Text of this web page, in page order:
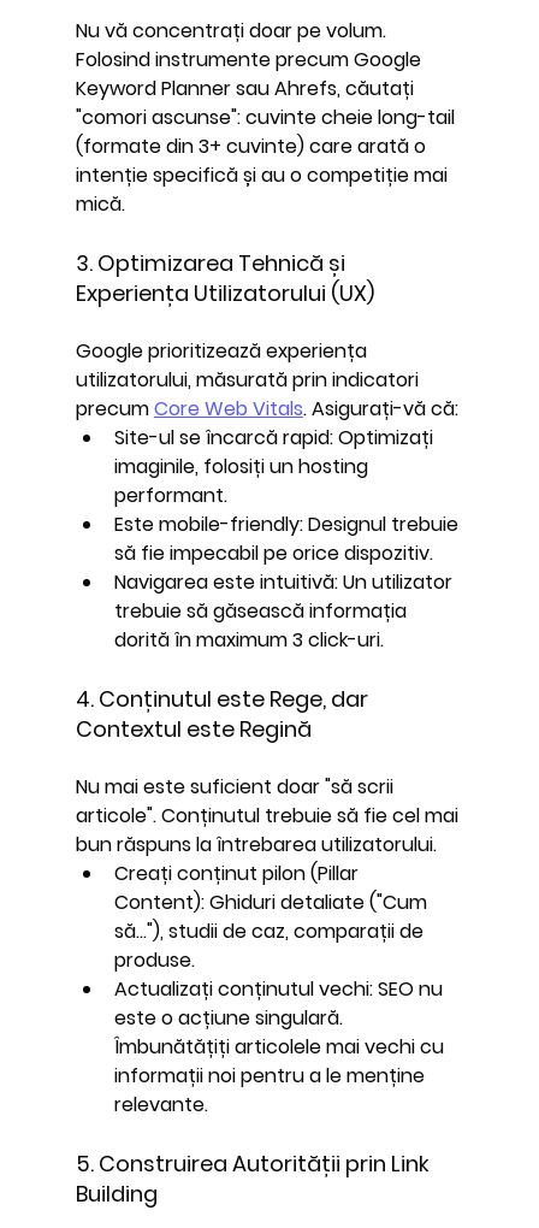
Nu vă concentrați doar pe volum.
Folosind instrumente precum Google
Keyword Planner sau Ahrefs, căutați
"comori ascunse": cuvinte cheie long-tail
(formate din 3+ cuvinte) care arată o
intenție specifică și au o competiție mai
mică.
3. Optimizarea Tehnică și
Experiența Utilizatorului (UX)
Google prioritizează experiența
utilizatorului, măsurată prin indicatori
precum Core Web Vitals. Asigurați-vă că:
Site-ul se încarcă rapid: Optimizați
imaginile, folosiți un hosting
performant.
Este mobile-friendly: Designul trebuie
să fie impecabil pe orice dispozitiv.
Navigarea este intuitivă: Un utilizator
trebuie să găsească informația
dorită în maximum 3 click-uri.
4. Conținutul este Rege, dar
Contextul este Regină
Nu mai este suficient doar "să scrii
articole". Conținutul trebuie să fie cel mai
bun răspuns la întrebarea utilizatorului.
Creați conținut pilon (Pillar
Content): Ghiduri detaliate ("Cum
să..."), studii de caz, comparații de
produse.
Actualizați conținutul vechi: SEO nu
este o acțiune singulară.
Îmbunătățiți articolele mai vechi cu
informații noi pentru a le menține
relevante.
5. Construirea Autorității prin Link
Building